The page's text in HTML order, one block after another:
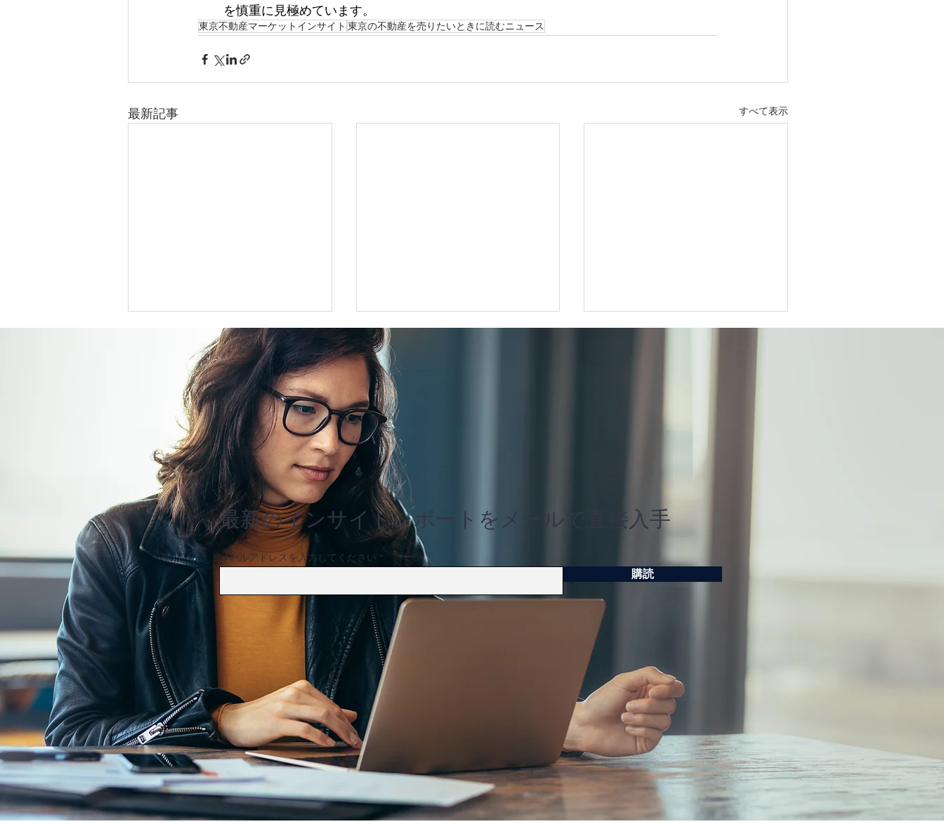
を慎重に見極めています。
東京不動産マーケットインサイト 東京の不動産を売りたいときに読むニュース
最新記事 すべて表示
日米関税交渉を読み解く：イ
ェスパー・コール氏の見解
なぜ日本の若手バンカーが引
く手あまたなのか
最新のインサイトレポートをメールで直接入手
メールアドレスを入力してください
購読